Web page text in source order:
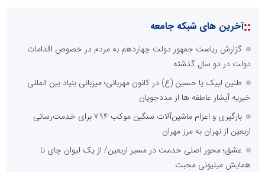
::آخرین های شبکه جامعه
گزارش ریاست جمهور دولت چهاردهم به مردم در خصوص اقدامات
دولت در دو سال گذشته
طنین لبیک یا حسین (ع) در کانون مهربانی؛ میزبانی بنیاد بین المللی
خیریه آبشار عاطفه ها از مددجویان
بارگیری و اعزام ماشین‌آلات سنگین موکب ۷۹۴ برای خدمت‌رسانی
اربعین از تهران به مرز مهران
عشق؛ محور اصلی خدمت در مسیر اربعین/ از یک لیوان چای تا
همایش میلیونی محبت